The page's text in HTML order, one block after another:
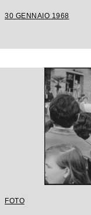
30 GENNAIO 1968
FOTO